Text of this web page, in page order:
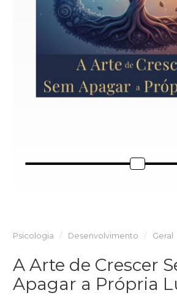
Psicologia Desenvolvimento Geral
A Arte de Crescer
Apagar a Própria